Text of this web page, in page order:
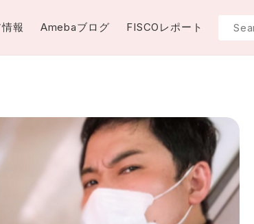
報 Amebaブログ FISCOレポート